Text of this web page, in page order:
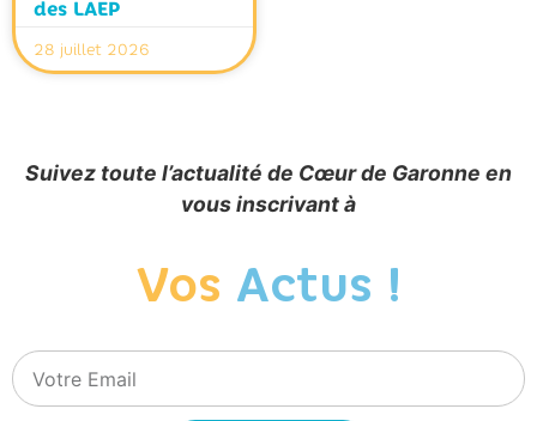
des LAEP
28 juillet 2026
Suivez toute l’actualité de Cœur de Garonne en
vous inscrivant à
Vos Actus !